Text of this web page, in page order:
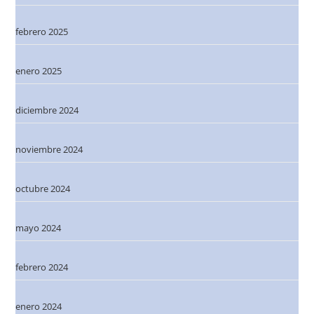
febrero 2025
enero 2025
diciembre 2024
noviembre 2024
octubre 2024
mayo 2024
febrero 2024
enero 2024